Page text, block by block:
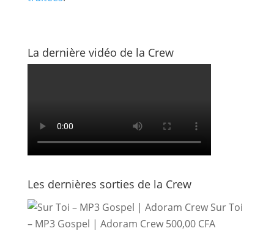
La dernière vidéo de la Crew
Les dernières sorties de la Crew
Sur Toi
– MP3 Gospel | Adoram Crew 500,00 CFA